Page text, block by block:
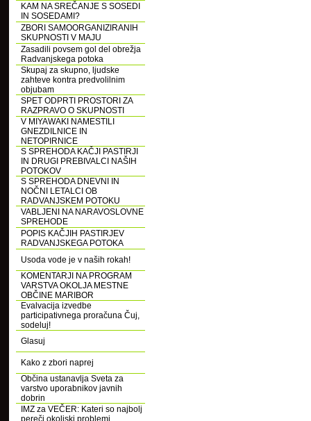
KAM NA SREČANJE S SOSEDI
IN SOSEDAMI?
ZBORI SAMOORGANIZIRANIH
SKUPNOSTI V MAJU
Zasadili povsem gol del obrežja
Radvanjskega potoka
Skupaj za skupno, ljudske
zahteve kontra predvolilnim
objubam
SPET ODPRTI PROSTORI ZA
RAZPRAVO O SKUPNOSTI
V MIYAWAKI NAMESTILI
GNEZDILNICE IN
NETOPIRNICE
S SPREHODA KAČJI PASTIRJI
IN DRUGI PREBIVALCI NAŠIH
POTOKOV
S SPREHODA DNEVNI IN
NOČNI LETALCI OB
RADVANJSKEM POTOKU
VABLJENI NA NARAVOSLOVNE
SPREHODE
POPIS KAČJIH PASTIRJEV
RADVANJSKEGA POTOKA
Usoda vode je v naših rokah!
KOMENTARJI NA PROGRAM
VARSTVA OKOLJA MESTNE
OBČINE MARIBOR
Evalvacija izvedbe
participativnega proračuna Čuj,
sodeluj!
Glasuj
Kako z zbori naprej
Občina ustanavlja Sveta za
varstvo uporabnikov javnih
dobrin
IMZ za VEČER: Kateri so najbolj
pereči okoljski problemi